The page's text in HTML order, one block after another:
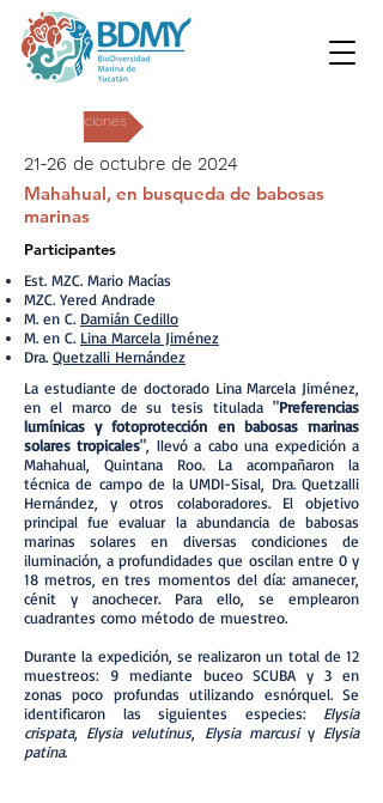
Expediciones
21-26 de octubre de 2024
Mahahual, en busqueda de babosas
marinas
Participantes
Est. MZC. Mario Macías
MZC. Yered Andrade
M. en C. Damián Cedillo
M. en C. Lina Marcela Jiménez
Dra. Quetzalli Hernández
La estudiante de doctorado Lina Marcela Jiménez,
en el marco de su tesis titulada "Preferencias
lumínicas y fotoprotección en babosas marinas
solares tropicales", llevó a cabo una expedición a
Mahahual, Quintana Roo. La acompañaron la
técnica de campo de la UMDI-Sisal, Dra. Quetzalli
Hernández, y otros colaboradores. El objetivo
principal fue evaluar la abundancia de babosas
marinas solares en diversas condiciones de
iluminación, a profundidades que oscilan entre 0 y
18 metros, en tres momentos del día: amanecer,
cénit y anochecer. Para ello, se emplearon
cuadrantes como método de muestreo.
Durante la expedición, se realizaron un total de 12
muestreos: 9 mediante buceo SCUBA y 3 en
zonas poco profundas utilizando esnórquel. Se
identificaron las siguientes especies: Elysia
crispata, Elysia velutinus, Elysia marcusiy Elysia
patina.